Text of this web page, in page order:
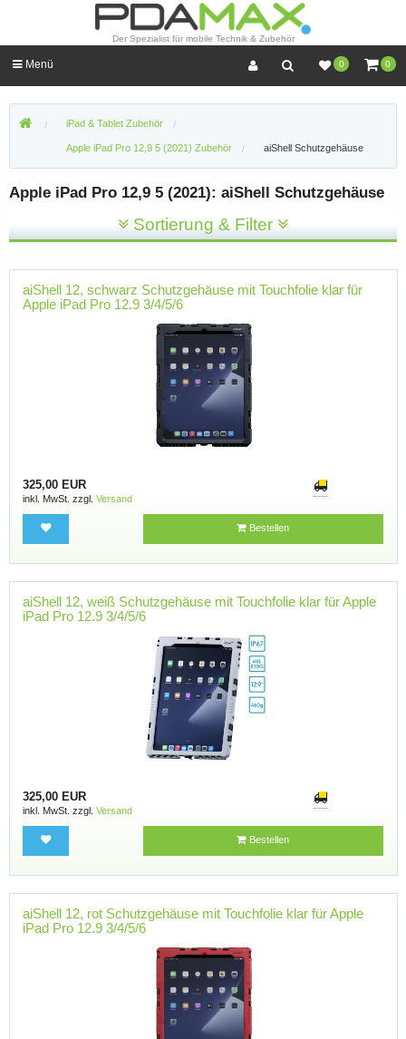
Der Spezialist für mobile Technik & Zubehör
0 0
Menü
iPad & Tablet Zubehör
Apple iPad Pro 12,9 5 (2021) Zubehör aiShell Schutzgehäuse
Apple iPad Pro 12,9 5 (2021): aiShell Schutzgehäuse
Sortierung & Filter
aiShell 12, schwarz Schutzgehäuse mit Touchfolie klar für
Apple iPad Pro 12.9 3/4/5/6
325,00 EUR
inkl. MwSt. zzgl. Versand
Bestellen
aiShell 12, weiß Schutzgehäuse mit Touchfolie klar für Apple
iPad Pro 12.9 3/4/5/6
325,00 EUR
inkl. MwSt. zzgl. Versand
Bestellen
aiShell 12, rot Schutzgehäuse mit Touchfolie klar für Apple
iPad Pro 12.9 3/4/5/6